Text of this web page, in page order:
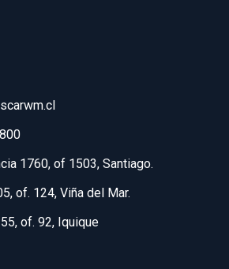
1760, of 1503, Santiago.
of. 124, Viña del Mar.
of. 92, Iquique